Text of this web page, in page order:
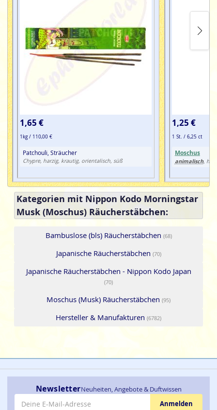
1,65 €
1kg / 110,00 €
Patchouli, Sträucher
Chypre, harzig, krautig, orientalisch, süß
1,25 €
1 St. / 6,25 ct
Moschus
animalisch,
Kategorien mit Nippon Kodo Morningstar
Musk (Moschus) Räucherstäbchen:
Bambuslose (bls) Räucherstäbchen (68)
Japanische Räucherstäbchen (70)
Japanische Räucherstäbchen - Nippon Kodo Japan
(70)
Moschus (Musk) Räucherstäbchen (95)
Hersteller & Manufakturen (6782)
NewsletterNeuheiten, Angebote & Duftwissen
E-Mail-Adresse
Anmelden